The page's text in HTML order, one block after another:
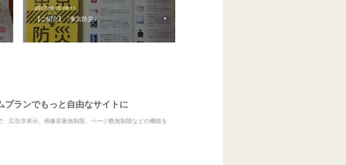
2017.08.05 08:11
【ご紹介】『東京防災』
プランでもっと自由なサイトに
、広告非表示、画像容量無制限、ページ数無制限などの機能を